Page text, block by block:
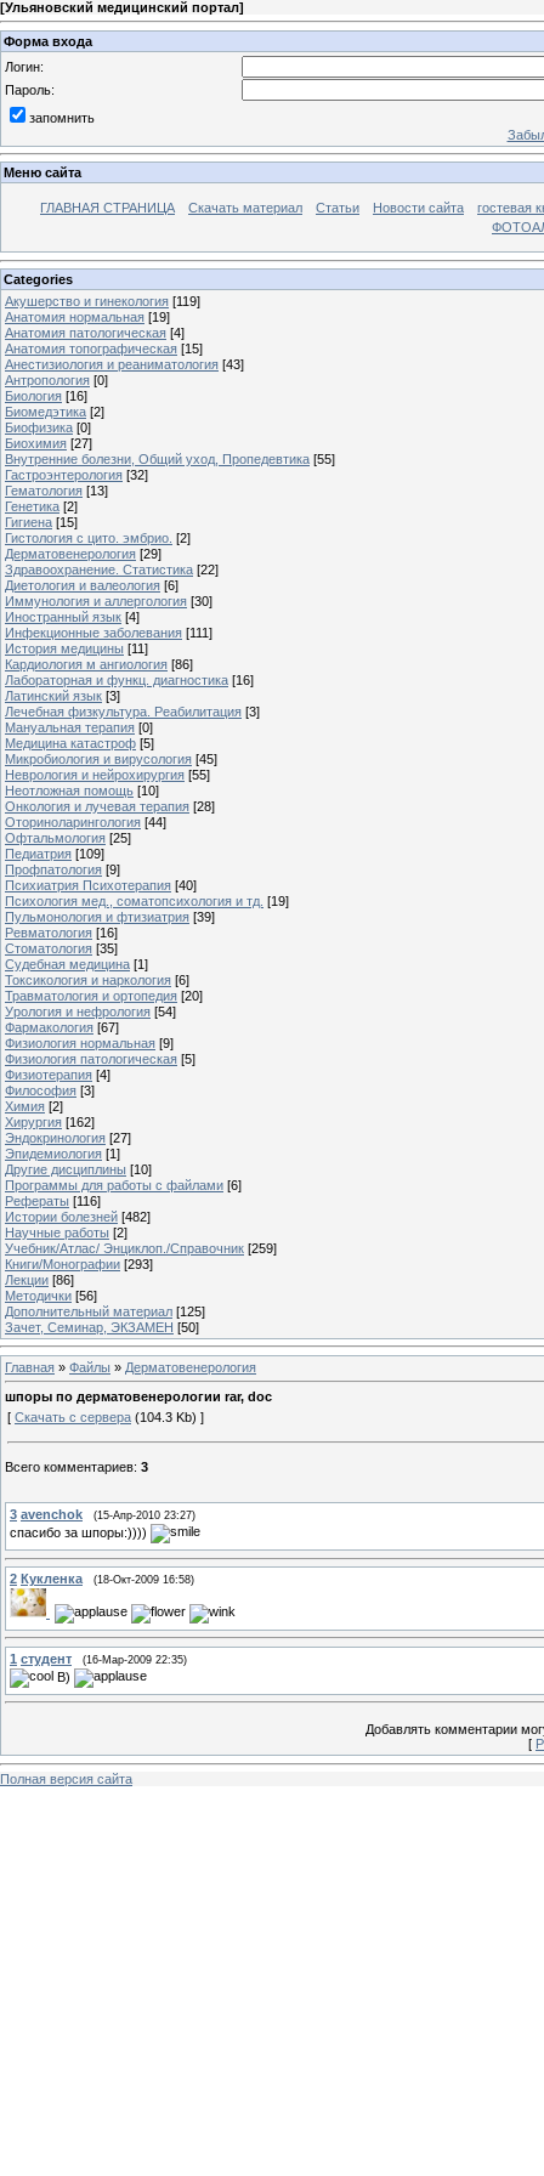
[Ульяновский медицинский портал]
Форма входа
Логин:
Пароль:
запомнить
Меню сайта
ГЛАВНАЯ СТРАНИЦА Скачать материал Статьи Новости сайта
гостевая
Categories
Акушерство и гинекология [119]
Анатомия нормальная [19]
Анатомия патологическая [4]
Анатомия топографическая [15]
Анестизиология и реаниматология [43]
Антропология [0]
Биология [16]
Биомедэтика [2]
Биофизика [0]
Биохимия [27]
Внутренние болезни, Общий уход, Пропедевтика [55]
Гастроэнтерология [32]
Гематология [13]
Генетика [2]
Гигиена [15]
Гистология с цито. эмбрио. [2]
Дерматовенерология [29]
Здравоохранение. Статистика [22]
Диетология и валеология [6]
Иммунология и аллергология [30]
Иностранный язык [4]
Инфекционные заболевания [111]
История медицины [11]
Кардиология м ангиология [86]
Лабораторная и функц. диагностика [16]
Латинский язык [3]
Лечебная физкультура. Реабилитация [3]
Мануальная терапия [0]
Медицина катастроф [5]
Микробиология и вирусология [45]
Неврология и нейрохирургия [55]
Неотложная помощь [10]
Онкология и лучевая терапия [28]
Оториноларингология [44]
Офтальмология [25]
Педиатрия [109]
Профпатология [9]
Психиатрия Психотерапия [40]
Психология мед., соматопсихология и тд. [19]
Пульмонология и фтизиатрия [39]
Ревматология [16]
Стоматология [35]
Судебная медицина [1]
Токсикология и наркология [6]
Травматология и ортопедия [20]
Урология и нефрология [54]
Фармакология [67]
Физиология нормальная [9]
Физиология патологическая [5]
Физиотерапия [4]
Философия [3]
Химия [2]
Хирургия [162]
Эндокринология [27]
Эпидемиология [1]
Другие дисциплины [10]
Программы для работы с файлами [6]
Рефераты [116]
Истории болезней [482]
Научные работы [2]
Учебник/Атлас/ Энциклоп./Справочник [259]
Книги/Монографии [293]
Лекции [86]
Методички [56]
Дополнительный материал [125]
Зачет, Семинар, ЭКЗАМЕН [50]
Главная » Файлы » Дерматовенерология
шпоры по дерматовенерологии rar, doc
[ Скачать с сервера (104.3 Kb) ]
Всего комментариев: 3
3 avenchok (15-Апр-2010 23:27)
спасибо за шпоры:))))
2 Кукленка (18-Окт-2009 16:58)
1 студент (16-Мар-2009 22:35)
B)
Добавлять комментарии
[
Полная версия сайта